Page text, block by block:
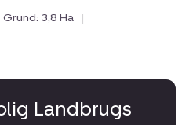
Grund: 3,8 Ha
|
Landbrugs